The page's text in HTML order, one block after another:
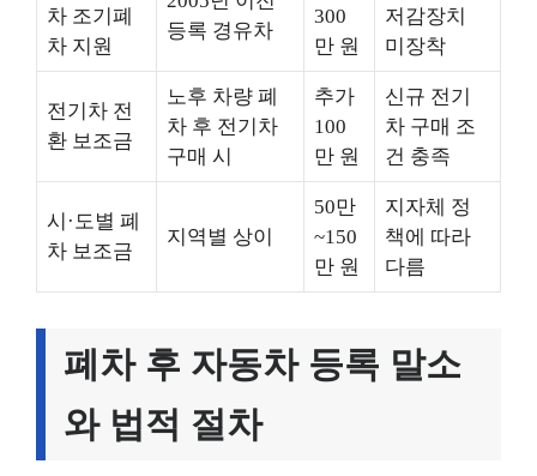
차 조기폐
차 지원
등록 경유차
300
만 원
저감장치
미장착
전기차 전
환 보조금
노후 차량 폐
차 후 전기차
구매 시
추가
100
만 원
신규 전기
차 구매 조
건 충족
시·도별 폐
차 보조금
지역별 상이
50만
~150
만 원
지자체 정
책에 따라
다름
폐차 후 자동차 등록 말소
와 법적 절차